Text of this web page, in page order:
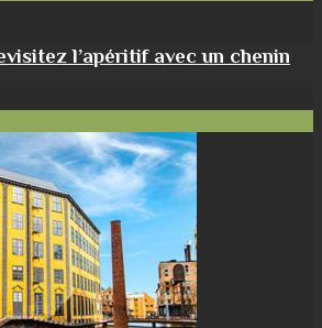
l’apéritif avec un chenin